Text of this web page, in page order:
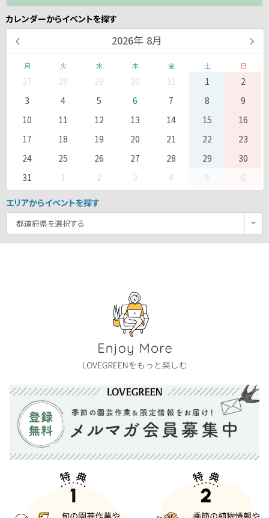
カレンダーからイベントを探す
2026年 8月
月 火 水 木 金 土 日
27 28 29 30 31 1
2
3
4 5 6 7 8
9
10
11 12 13 14 15
16
17
18 19 20 21 22
23
24
25 26 27 28 29
30
31
1 2 3 4 5 6
エリアからイベントを探す